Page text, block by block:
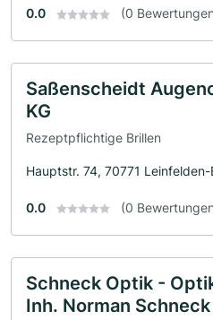
0.0 (0
Saßenscheidt
KG
Rezeptpflichtige Brillen
Hauptstr. 74, 70771
0.0 (0
Schneck Optik -
Inh. Norman Schneck